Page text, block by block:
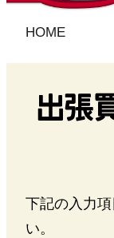
HOME
下記の入力
い。